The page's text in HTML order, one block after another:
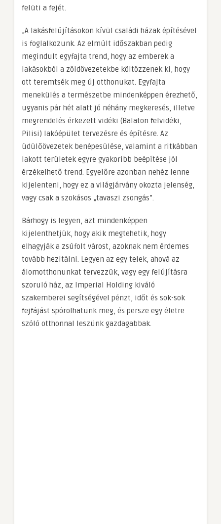
felüti a fejét.
„A lakásfelújításokon kívül családi házak építésével
is foglalkozunk. Az elmúlt időszakban pedig
megindult egyfajta trend, hogy az emberek a
lakásokból a zöldövezetekbe költözzenek ki, hogy
ott teremtsék meg új otthonukat. Egyfajta
menekülés a természetbe mindenképpen érezhető,
ugyanis pár hét alatt jó néhány megkeresés, illetve
megrendelés érkezett vidéki (Balaton felvidéki,
Pilisi) lakóépület tervezésre és építésre. Az
üdülőövezetek benépesülése, valamint a ritkábban
lakott területek egyre gyakoribb beépítése jól
érzékelhető trend. Egyelőre azonban nehéz lenne
kijelenteni, hogy ez a világjárvány okozta jelenség,
vagy csak a szokásos „tavaszi zsongás”.
Bárhogy is legyen, azt mindenképpen
kijelenthetjük, hogy akik megtehetik, hogy
elhagyják a zsúfolt várost, azoknak nem érdemes
tovább hezitálni. Legyen az egy telek, ahová az
álomotthonunkat tervezzük, vagy egy felújításra
szoruló ház, az Imperial Holding kiváló
szakemberei segítségével pénzt, időt és sok-sok
fejfájást spórolhatunk meg, és persze egy életre
szóló otthonnal leszünk gazdagabbak.